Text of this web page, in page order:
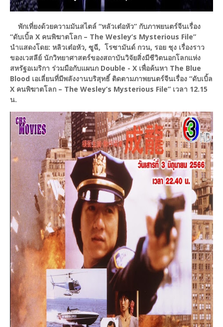
พักเที่ยงด้วยความมันสไตล์ “หลัวเต๋อหัว” กับภาพยนตร์จีนเรื่อง
“ดับเบิ้ล X คนพิฆาตโลก – The Wesley’s Mysterious File”
นำแสดงโดย: หลิวเต๋อหัว, ซูฉี, โรซามันด์ กวน, รอย ชุง เรื่องราว
ของเวสลีย์ นักวิทยาศาสตร์ของสถาบันวิจัยสิ่งมีชีวิตนอกโลกแห่ง
สหรัฐอเมริกา ร่วมมือกับแผนก Double - X เพื่อค้นหา The Blue
Blood เอเลี่ยนที่มีพลังงานบริสุทธิ์ ติดตามภาพยนตร์จีนเรื่อง “ดับเบิ้ล
X คนพิฆาตโลก – The Wesley’s Mysterious File” เวลา 12.15
น.